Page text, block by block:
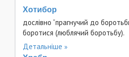
Хотибор
дослівно “прагнучий до
боротися (люблячий боротьбу).
Детальніше